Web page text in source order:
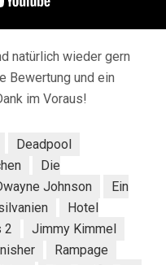
natürlich wieder gern
Bewertung und ein
im Voraus!
Deadpool
Die
Johnson
Ein
Hotel
2
Jimmy Kimmel
Rampage